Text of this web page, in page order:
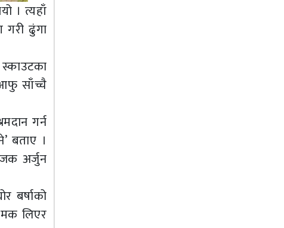
। त्यहाँ
गरी ढुंगा
साँच्चै
गर्न
बताए ।
अर्जुन
बर्षाको
लिएर